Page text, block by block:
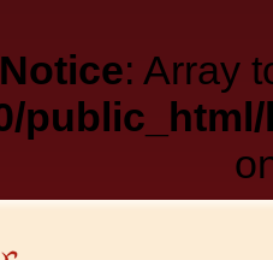
Notice: Array